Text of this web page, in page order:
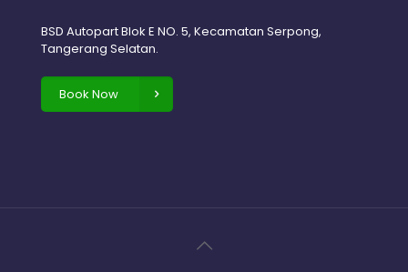
BSD Autopart Blok E NO. 5, Kecamatan Serpong,
Tangerang Selatan.
Book Now